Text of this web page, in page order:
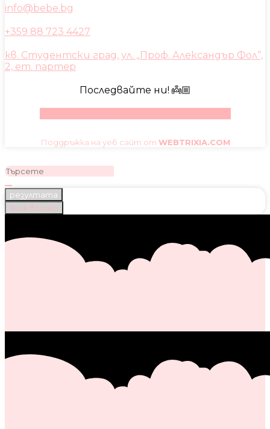
info@bebe.bg
+359 88 723 4427
кв. Студентски град, ул. „Проф. Александър Фол“,
2, ет. партер
Последвайте ни! 👼🏼
Поддръжка на уеб сайт от WEBTRIXIA.COM
резултата
Виж всички